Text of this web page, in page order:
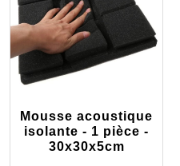
Mousse acoustique
isolante - 1 pièce -
30x30x5cm